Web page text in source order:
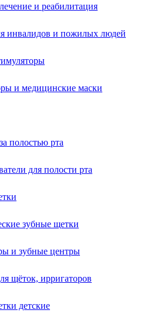
и реабилитация
инвалидов и пожилых людей
и медицинские маски
полостью рта
для полости рта
зубные щетки
и зубные центры
щёток, ирригаторов
детские